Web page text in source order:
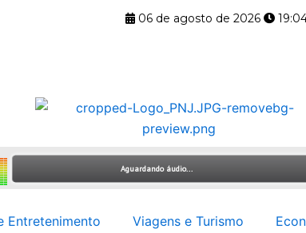
06 de agosto de 2026
Entretenimento Viagens e Turismo